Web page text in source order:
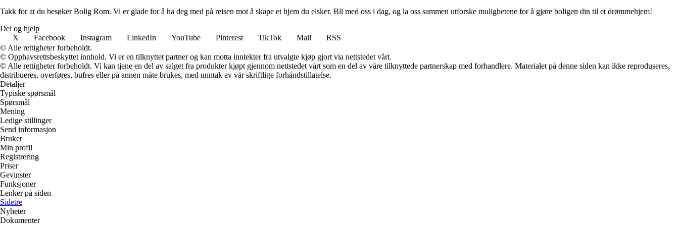
Takk for at du besøker Bolig Rom. Vi er glade for å ha deg med på reisen mot å skape et hjem du elsker. Bli med oss i dag, og la oss sammen utforske mulighetene for å gjøre boligen din til et drømmehjem!
Del og hjelp
X
Facebook Instagram LinkedIn YouTube Pinterest TikTok Mail
RSS
© Alle rettigheter forbeholdt.
© Opphavsrettsbeskyttet innhold. Vi er en tilknyttet partner og kan motta inntekter fra utvalgte kjøp gjort via nettstedet vårt.
© Alle rettigheter forbeholdt. Vi kan tjene en del av salget fra produkter kjøpt gjennom nettstedet vårt som en del av våre tilknyttede partnerskap med forhandlere. Materialet på denne siden kan ikke reproduseres,
distribueres, overføres, bufres eller på annen måte brukes, med unntak av vår skriftlige forhåndstillatelse.
Detaljer
Typiske spørsmål
Spørsmål
Mening
Ledige stillinger
Send informasjon
Bruker
Min profil
Registrering
Priser
Gevinster
Funksjoner
Lenker på siden
Sidetre
Nyheter
Dokumenter